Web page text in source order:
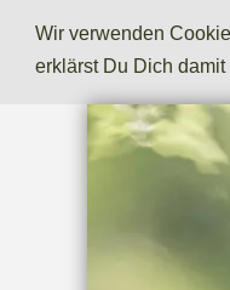
Wir verwenden
erklärst Du Dich